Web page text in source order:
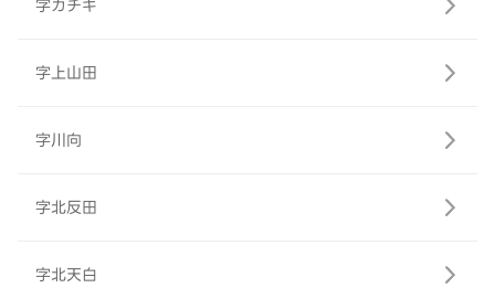
字カチキ
字上山田
字川向
字北反田
字北天白